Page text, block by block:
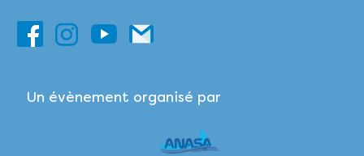
Un évènement organisé par